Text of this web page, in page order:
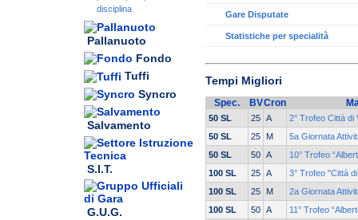
Pallanuoto
Fondo
Tuffi
Syncro
Salvamento
S.I.T.
G.U.G.
Gare Disputate
Statistiche per specialità
Tempi Migliori
Spec. BVCron
50 SL 25 A
2° Trofeo Città di
50 SL
25 M
5a Giornata
50 SL
50 A
10° Trofeo
100 SL
25 A
3° Trofeo "Città
100 SL
25 M
2a Giornata
100 SL
50 A
11° Trofeo